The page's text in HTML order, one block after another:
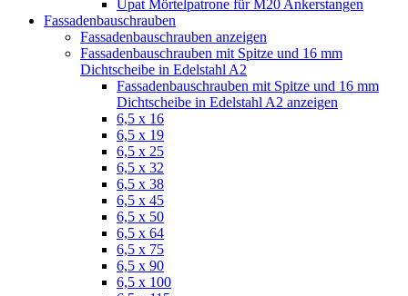
Upat Mörtelpatrone für M20 Ankerstangen
Fassadenbauschrauben
Fassadenbauschrauben anzeigen
Fassadenbauschrauben mit Spitze und 16 mm
Dichtscheibe in Edelstahl A2
Fassadenbauschrauben mit Spitze und 16 mm
Dichtscheibe in Edelstahl A2 anzeigen
6,5 x 16
6,5 x 19
6,5 x 25
6,5 x 32
6,5 x 38
6,5 x 45
6,5 x 50
6,5 x 64
6,5 x 75
6,5 x 90
6,5 x 100